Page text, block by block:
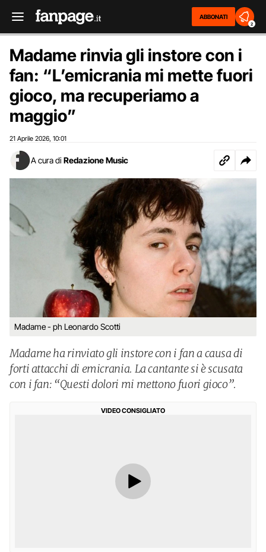
ABBONATI
2
Madame rinvia gli instore con i
fan: “L’emicrania mi mette fuori
gioco, ma recuperiamo a
maggio”
21 Aprile 2026 10:01
A cura di Redazione Music
Madame - ph Leonardo Scotti
Madame ha rinviato gli instore con i fan a causa di
forti attacchi di emicrania. La cantante si è scusata
con i fan: “Questi dolori mi mettono fuori gioco”.
VIDEO CONSIGLIATO